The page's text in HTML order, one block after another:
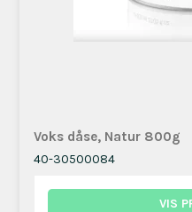
Voks dåse, Natur 800g
40-30500084
VIS